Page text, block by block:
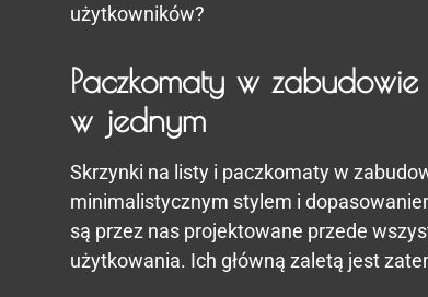
użytkowników?
Paczkomaty w
w jednym
Skrzynki na listy i paczkomaty w
minimalistycznym stylem i
są przez nas projektowane przede
użytkowania. Ich główną zaletą jest